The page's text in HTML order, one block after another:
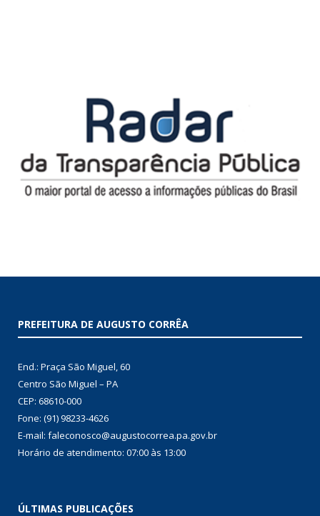
PREFEITURA DE AUGUSTO CORRÊA
End.: Praça São Miguel, 60
Centro São Miguel – PA
CEP: 68610-000
Fone: (91) 98233-4626
E-mail: faleconosco@augustocorrea.pa.gov.br
Horário de atendimento: 07:00 às 13:00
ÚLTIMAS PUBLICAÇÕES